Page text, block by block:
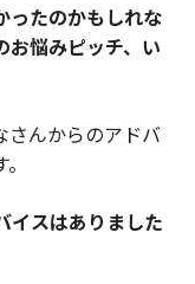
たのかもしれな
お悩みピッチ、い
んからのアドバ
スはありました